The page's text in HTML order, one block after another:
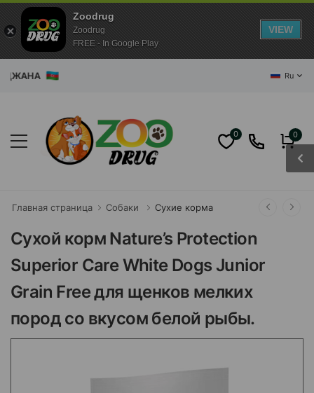
Ru
0 0
Главная страница Собаки Сухие корма
Сухой корм Nature’s Protection
Superior Care White Dogs Junior
Grain Free для щенков мелких
пород со вкусом белой рыбы.
Zoodrug
Zoodrug
FREE - In Google Play
VIEW